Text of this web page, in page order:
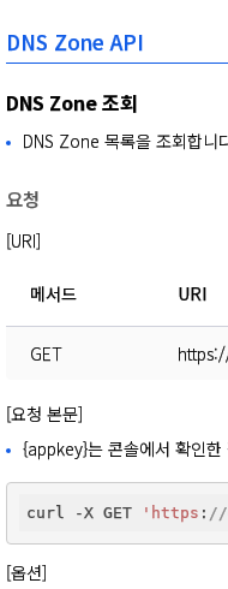
DNS Zone API
DNS Zone 조회
DNS Zone 목록을 조회합니
요청
[URI]
메서드 URI
GET
[요청 본문]
{appkey}는 콘솔에서 확인한
curl -X GET 'https : //
[옵션]